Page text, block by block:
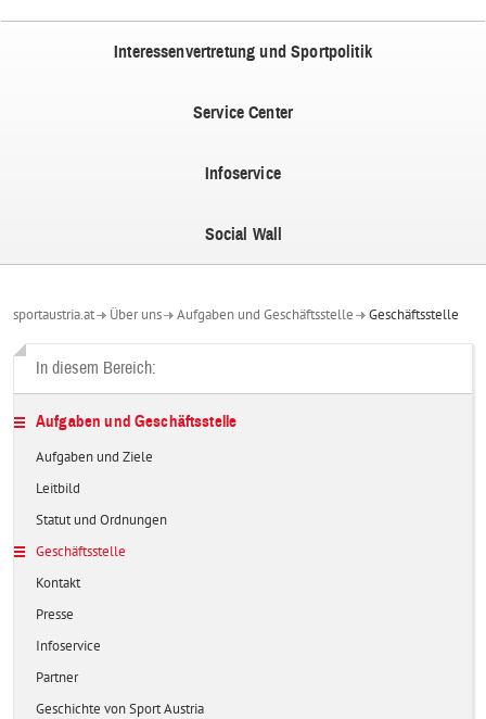
Interessenvertretung und Sportpolitik
Service Center
Infoservice
Social Wall
sportaustria.at Über uns Aufgaben und Geschäftsstelle Geschäftsstelle
In diesem Bereich:
Aufgaben und Geschäftsstelle
Aufgaben und Ziele
Leitbild
Statut und Ordnungen
Geschäftsstelle
Kontakt
Presse
Infoservice
Partner
Geschichte von Sport Austria